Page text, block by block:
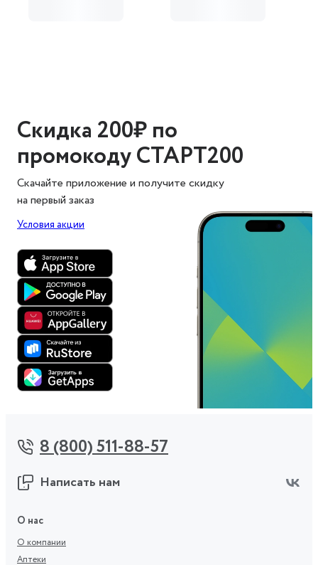
Скидка 200₽ по
промокоду СТАРТ200
Скачайте приложение и получите скидку
на первый заказ
Условия акции
8 (800) 511-88-57
Написать нам
О нас
О компании
Аптеки